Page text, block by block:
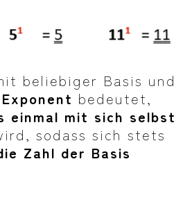
beliebiger Basis und
bedeutet,
einmal mit sich selbst
sodass sich stets
Zahl der Basis